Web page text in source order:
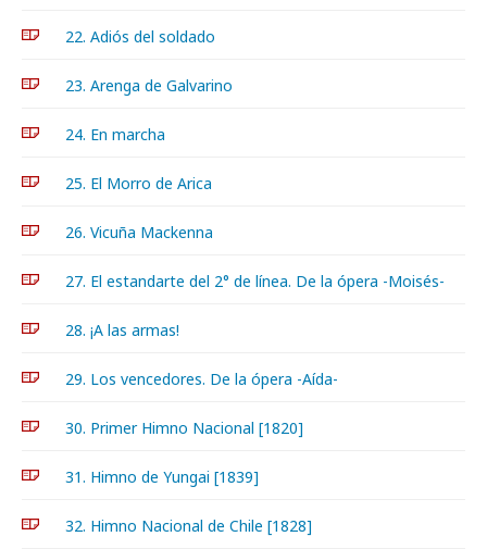
22. Adiós del soldado
23. Arenga de Galvarino
24. En marcha
25. El Morro de Arica
26. Vicuña Mackenna
27. El estandarte del 2° de línea. De la ópera -Moisés-
28. ¡A las armas!
29. Los vencedores. De la ópera -Aída-
30. Primer Himno Nacional [1820]
31. Himno de Yungai [1839]
32. Himno Nacional de Chile [1828]